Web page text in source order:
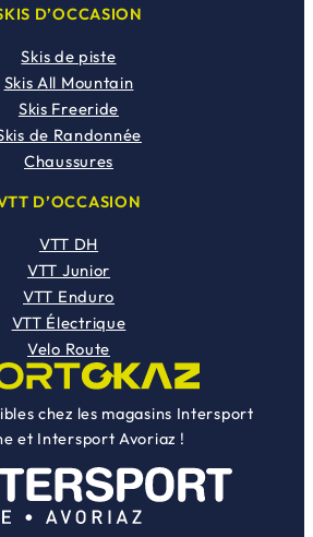
D’OCCASION
Skis de piste
Skis All Mountain
Skis Freeride
de Randonnée
Chaussures
D’OCCASION
VTT DH
VTT Junior
VTT Enduro
VTT Électrique
Velo Route
chez les magasins Intersport
et Intersport Avoriaz !